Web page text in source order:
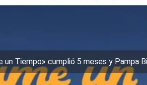
un Tiempo» cumplió 5 meses y Pampa